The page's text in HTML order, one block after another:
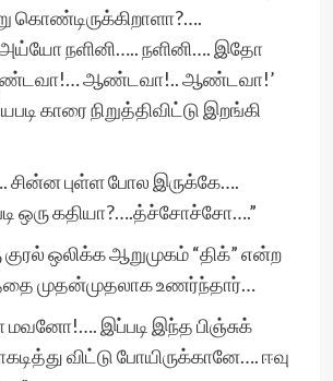
கொண்டிருக்கிறாளா?….
அய்யோ நளினி….. நளினி…. இதோ
ஆண்டவா!.. ஆண்டவா!’
காரை நிறுத்திவிட்டு இறங்கி
சின்ன புள்ள போல இருக்கே….
ஒரு கதியா?….த்ச்சோச்சோ….”
ஒலிக்க ஆறுமுகம் “திக்” என்ற
முதன்முதலாக உணர்ந்தார்…
மவனோ!…. இப்படி இந்த பிஞ்சுக்
விட்டு போயிருக்கானே…. ஈவு